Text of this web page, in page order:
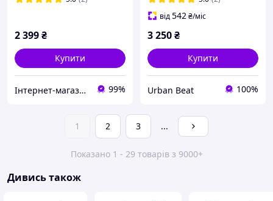
2 399₴
Купити
Інтернет-магазин Real-Market 99%
від542₴/міс
3 250₴
Купити
Urban Beat 100%
1 2 3 ...
Показано 1 - 29 товарів з 9000+
Дивись також